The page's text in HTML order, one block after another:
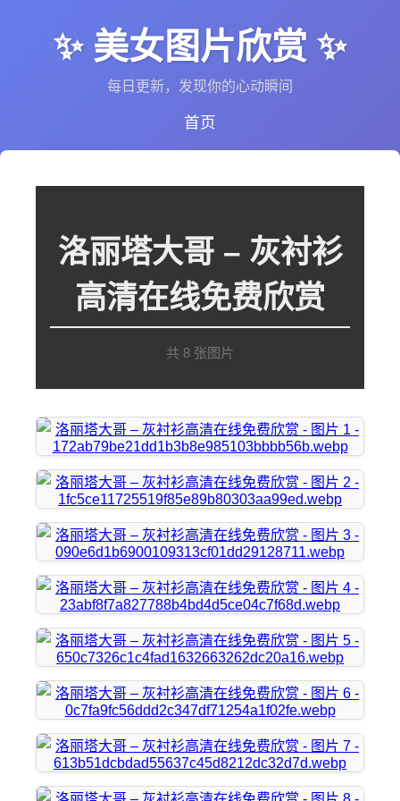
✨ 美女图片欣赏 ✨
每日更新，发现你的心动瞬间
首页
洛丽塔大哥 – 灰衬衫
高清在线免费欣赏
共 8 张图片